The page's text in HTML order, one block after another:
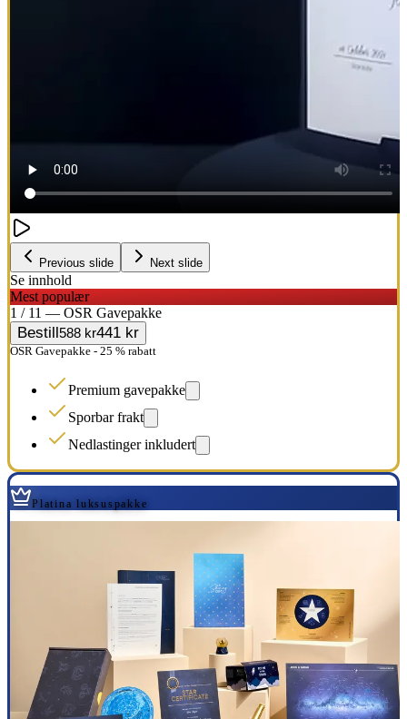
Previous slide Next slide
Se innhold
Mest populær
1 / 11 — OSR Gavepakke
Bestill588 kr441 kr
OSR Gavepakke - 25 % rabatt
Premium gavepakke
Sporbar frakt
Nedlastinger inkludert
Platina luksuspakke